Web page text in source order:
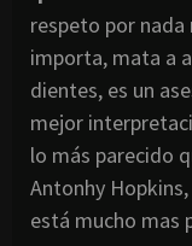
respeto por nada
importa, mata a
dientes, es un
mejor
lo más parecido
Antonhy
está mucho mas